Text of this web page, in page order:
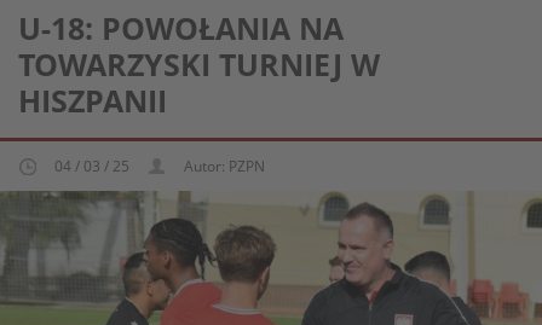
REPREZENTACJA MŁODZIEŻOWA U-18
U-18: POWOŁANIA NA
TOWARZYSKI TURNIEJ W
HISZPANII
04 / 03 / 25 Autor: PZPN